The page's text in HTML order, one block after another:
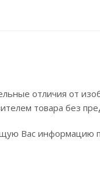
отличия от
товара без
Вас информацию